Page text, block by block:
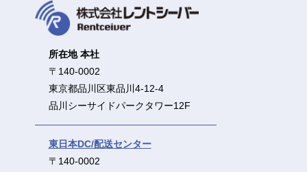
所在地 本社
〒140-0002
東京都品川区東品川4-12-4
品川シーサイドパークタワー12F
東日本DC/配送センター
〒140-0002